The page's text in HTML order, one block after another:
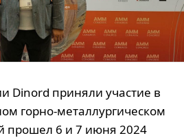
Dinord приняли участие в
горно-металлургическом
прошел 6 и 7 июня 2024